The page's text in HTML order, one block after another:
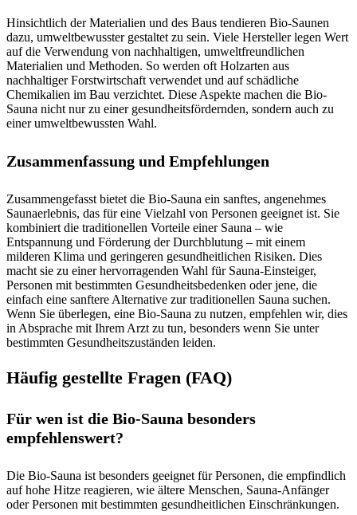
Hinsichtlich der Materialien und des Baus tendieren Bio-Saunen
dazu, umweltbewusster gestaltet zu sein. Viele Hersteller legen Wert
auf die Verwendung von nachhaltigen, umweltfreundlichen
Materialien und Methoden. So werden oft Holzarten aus
nachhaltiger Forstwirtschaft verwendet und auf schädliche
Chemikalien im Bau verzichtet. Diese Aspekte machen die Bio-
Sauna nicht nur zu einer gesundheitsfördernden, sondern auch zu
einer umweltbewussten Wahl.
Zusammenfassung und Empfehlungen
Zusammengefasst bietet die Bio-Sauna ein sanftes, angenehmes
Saunaerlebnis, das für eine Vielzahl von Personen geeignet ist. Sie
kombiniert die traditionellen Vorteile einer Sauna – wie
Entspannung und Förderung der Durchblutung – mit einem
milderen Klima und geringeren gesundheitlichen Risiken. Dies
macht sie zu einer hervorragenden Wahl für Sauna-Einsteiger,
Personen mit bestimmten Gesundheitsbedenken oder jene, die
einfach eine sanftere Alternative zur traditionellen Sauna suchen.
Wenn Sie überlegen, eine Bio-Sauna zu nutzen, empfehlen wir, dies
in Absprache mit Ihrem Arzt zu tun, besonders wenn Sie unter
bestimmten Gesundheitszuständen leiden.
Häufig gestellte Fragen (FAQ)
Für wen ist die Bio-Sauna besonders
empfehlenswert?
Die Bio-Sauna ist besonders geeignet für Personen, die empfindlich
auf hohe Hitze reagieren, wie ältere Menschen, Sauna-Anfänger
oder Personen mit bestimmten gesundheitlichen Einschränkungen.